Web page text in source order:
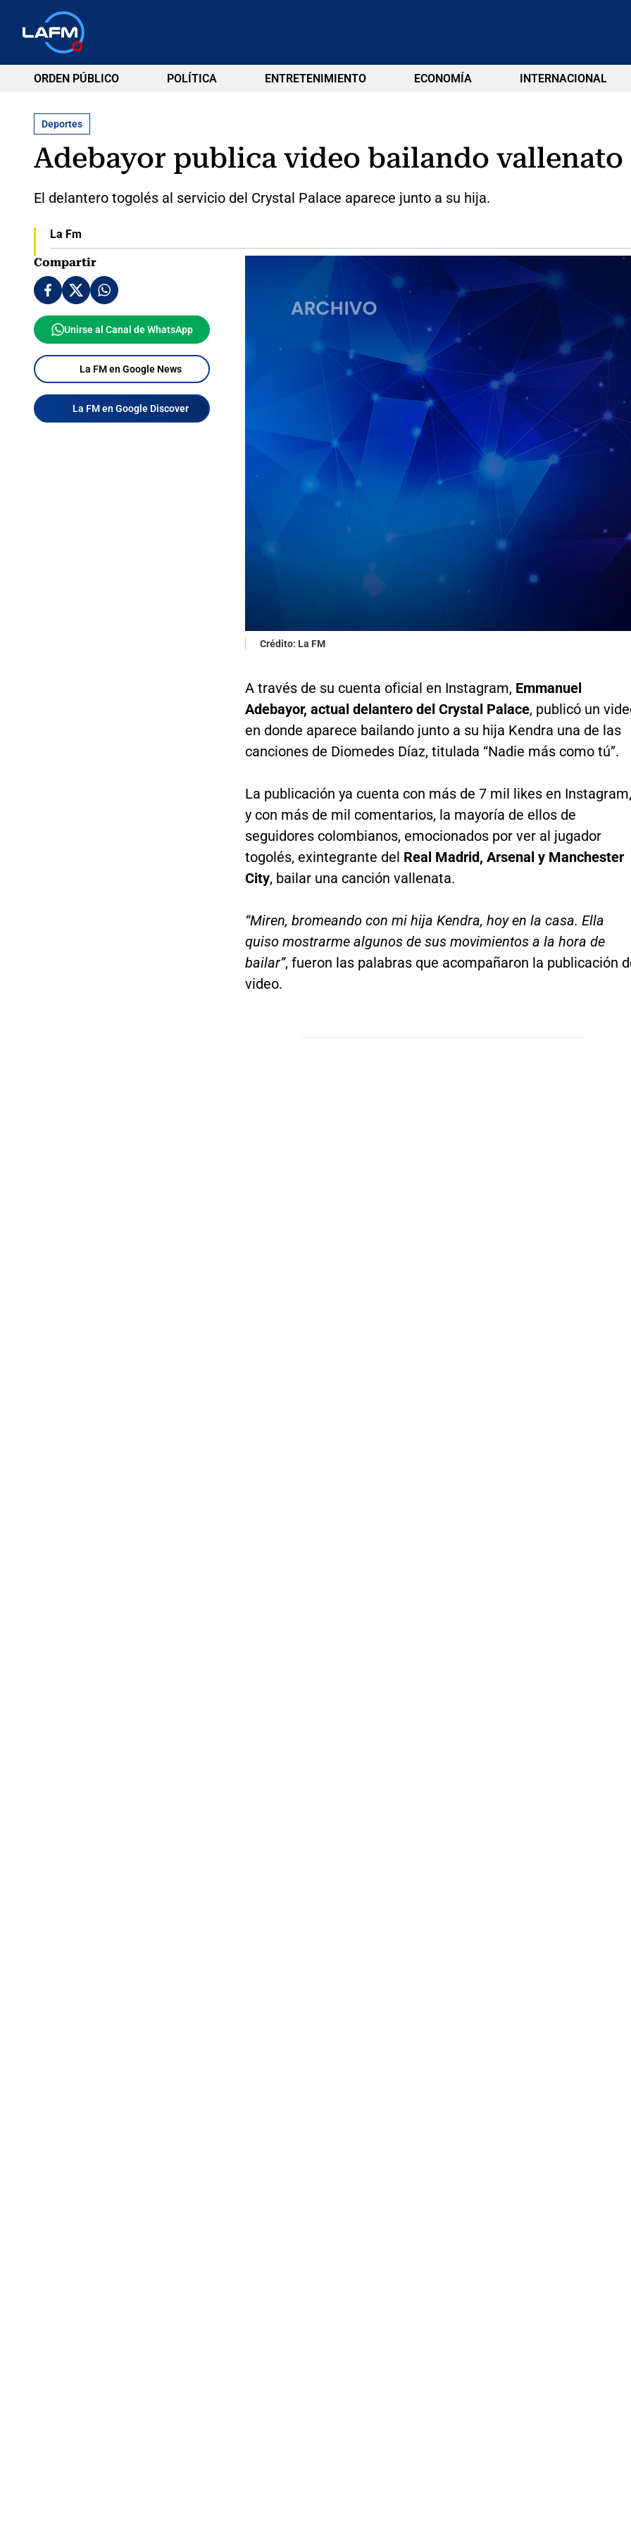
ORDEN PÚBLICO POLÍTICA ENTRETENIMIENTO ECONOMÍA INTERNACIONAL
Deportes
Adebayor publica video bailando vallenato
El delantero togolés al servicio del Crystal Palace aparece junto a su hija.
La Fm
Compartir
Unirse al Canal de WhatsApp
La FM en Google News
La FM en Google Discover
Crédito: La FM
A través de su cuenta oficial en Instagram, Emmanuel
Adebayor, actual delantero del Crystal Palace, publicó un
en donde aparece bailando junto a su hija Kendra una de las
canciones de Diomedes Díaz, titulada “Nadie más como tú”.
La publicación ya cuenta con más de 7 mil likes en Instagram,
y con más de mil comentarios, la mayoría de ellos de
seguidores colombianos, emocionados por ver al jugador
togolés, exintegrante del Real Madrid, Arsenal y Manchester
City, bailar una canción vallenata.
“Miren, bromeando con mi hija Kendra, hoy en la casa. Ella
quiso mostrarme algunos de sus movimientos a la hora de
bailar”, fueron las palabras que acompañaron la publicación
video.